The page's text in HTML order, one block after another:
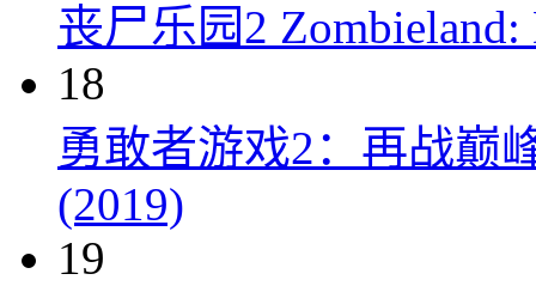
丧尸乐园2 Zombieland:
18
勇敢者游戏2：再战巅
(2019)
19